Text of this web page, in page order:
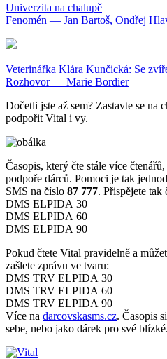
Univerzita na chalupě
Fenomén — Jan Bartoš, Ondřej
Veterinářka Klára Kunčická: Se
Rozhovor — Marie Bordier
Dočetli jste až sem? Zastavte se na
podpořit Vital i vy.
Časopis, který čte stále více
podpoře dárců. Pomoci je tak
SMS na číslo 87 777. Přispějete tak
DMS ELPIDA 30
DMS ELPIDA 60
DMS ELPIDA 90
Pokud čtete Vital pravidelně a
zašlete zprávu ve tvaru:
DMS TRV ELPIDA 30
DMS TRV ELPIDA 60
DMS TRV ELPIDA 90
Více na darcovskasms.cz. Časopis
sebe, nebo jako dárek pro své blízké.